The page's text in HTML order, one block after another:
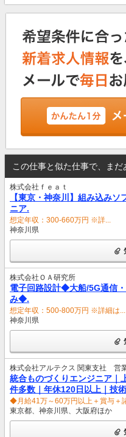
この仕事と似た仕事で、ま
株式会社ｆｅａｔ
【東京・神奈川】組み込み
ニア.
想定年収：300-660万円 ※詳...
神奈川県
株式会社ＯＡ研究所
電子回路設計◆大船/5G通信
み◆.
想定年収：500-800万円 ※詳細は...
神奈川県
株式会社アルテクス 関東支社 営
統合ものづくりエンジニア｜
件多数｜年休120日以上｜技
◆月給41万～60万円以上＋賞与＋諸
東京都、神奈川県、大阪府ほか